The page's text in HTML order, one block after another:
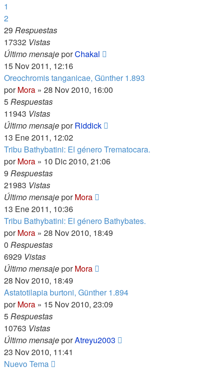
1
2
29 Respuestas
17332 Vistas
Último mensajeporChakal
15 Nov 2011, 12:16
Oreochromis tanganicae, Günther 1.893
porMora » 28 Nov 2010, 16:00
5Respuestas
11943 Vistas
Último mensajeporRiddick
13 Ene 2011, 12:02
Tribu Bathybatini: El género Trematocara.
porMora » 10 Dic 2010, 21:06
9 Respuestas
21983 Vistas
Último mensajeporMora
13 Ene 2011, 10:36
Tribu Bathybatini: El género Bathybates.
porMora » 28 Nov 2010, 18:49
0 Respuestas
6929 Vistas
Último mensajeporMora
28 Nov 2010, 18:49
Astatotilapia burtoni, Günther 1.894
porMora » 15 Nov 2010, 23:09
5Respuestas
10763 Vistas
Último mensajeporAtreyu2003
23 Nov 2010, 11:41
Nuevo Tema